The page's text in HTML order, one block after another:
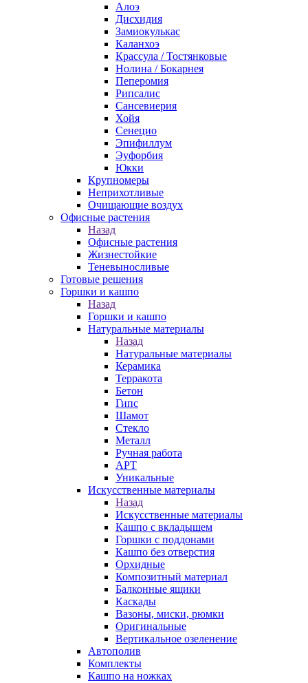
Алоэ
Дисхидия
Замиокулькас
Каланхоэ
Крассула / Тостянковые
Нолина / Бокарнея
Пеперомия
Рипсалис
Сансевиерия
Хойя
Сенецио
Эпифиллум
Эуфорбия
Юкки
Крупномеры
Неприхотливые
Очищающие воздух
Офисные растения
Назад
Офисные растения
Жизнестойкие
Теневыносливые
Готовые решения
Горшки и кашпо
Назад
Горшки и кашпо
Натуральные материалы
Назад
Натуральные материалы
Керамика
Терракота
Бетон
Гипс
Шамот
Стекло
Металл
Ручная работа
АРТ
Уникальные
Искусственные материалы
Назад
Искусственные материалы
Кашпо с вкладышем
Горшки с поддонами
Кашпо без отверстия
Орхидные
Композитный материал
Балконные ящики
Каскады
Вазоны, миски, рюмки
Оригинальные
Вертикальное озеленение
Автополив
Комплекты
Кашпо на ножках